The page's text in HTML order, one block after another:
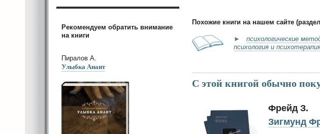
Похожие книги на нашем сайте
► психологические
психология и
С этой книгой обычно
Фрейд З.
Зигмунд
Рекомендуем обратить внимание
на книги
Пиралов А.
Улыбка Анаит